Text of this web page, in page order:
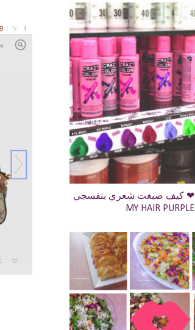
كيف صبغت شعري بنفسجي ❤ HOW I DYED
MY HAIR PURPLE